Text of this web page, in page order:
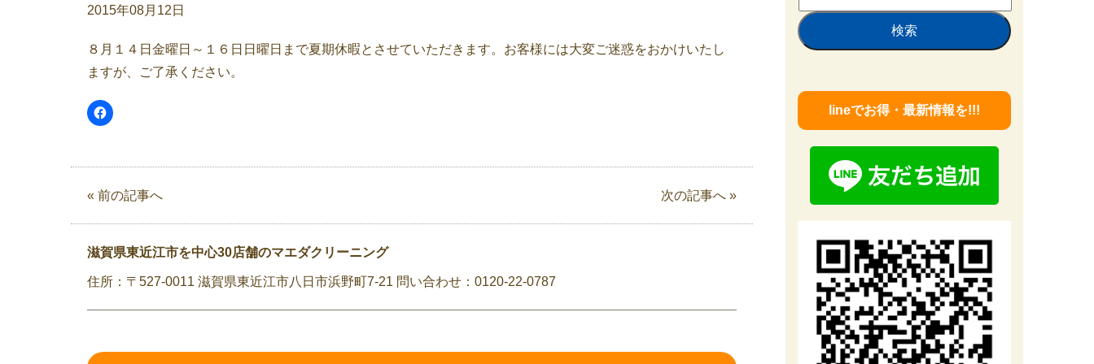
索:
lineでお得・最新情報を!!!
2015年08月12日
８月１４日金曜日～１６日日曜日まで夏期休暇とさせていただきます。お客様には大変ご迷惑をおかけいたし
ますが、ご了承ください。
« 前の記事へ 次の記事へ »
滋賀県東近江市を中心30店舗のマエダクリーニング
住所：〒527-0011 滋賀県東近江市八日市浜野町7-21 問い合わせ：0120-22-0787